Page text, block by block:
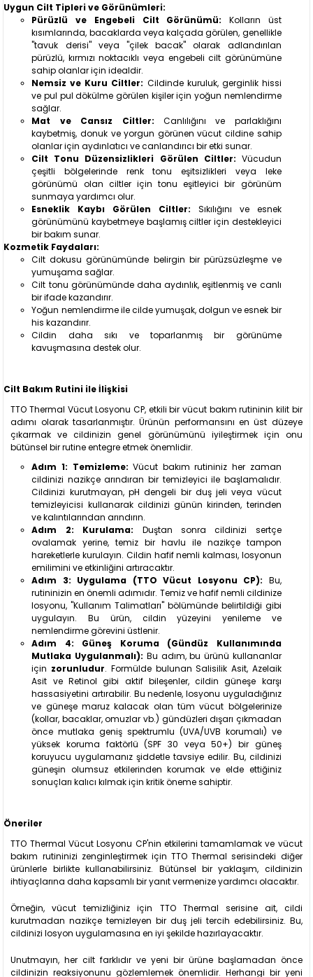
Uygun Cilt Tipleri ve Görünümleri:
Pürüzlü ve Engebeli Cilt Görünümü: Kolların üst
kısımlarında, bacaklarda veya kalçada görülen, genellikle
"tavuk derisi" veya "çilek bacak" olarak adlandırılan
pürüzlü, kırmızı noktacıklı veya engebeli cilt görünümüne
sahip olanlar için idealdir.
Nemsiz ve Kuru Ciltler: Cildinde kuruluk, gerginlik hissi
ve pul pul dökülme görülen kişiler için yoğun nemlendirme
sağlar.
Mat ve Cansız Ciltler: Canlılığını ve parlaklığını
kaybetmiş, donuk ve yorgun görünen vücut cildine sahip
olanlar için aydınlatıcı ve canlandırıcı bir etki sunar.
Cilt Tonu Düzensizlikleri Görülen Ciltler: Vücudun
çeşitli bölgelerinde renk tonu eşitsizlikleri veya leke
görünümü olan ciltler için tonu eşitleyici bir görünüm
sunmaya yardımcı olur.
Esneklik Kaybı Görülen Ciltler: Sıkılığını ve esnek
görünümünü kaybetmeye başlamış ciltler için destekleyici
bir bakım sunar.
Kozmetik Faydaları:
Cilt dokusu görünümünde belirgin bir pürüzsüzleşme ve
yumuşama sağlar.
Cilt tonu görünümünde daha aydınlık, eşitlenmiş ve canlı
bir ifade kazandırır.
Yoğun nemlendirme ile cilde yumuşak, dolgun ve esnek bir
his kazandırır.
Cildin daha sıkı ve toparlanmış bir görünüme
kavuşmasına destek olur.
Cilt Bakım Rutini ile İlişkisi
TTO Thermal Vücut Losyonu CP, etkili bir vücut bakım rutininin kilit bir
adımı olarak tasarlanmıştır. Ürünün performansını en üst düzeye
çıkarmak ve cildinizin genel görünümünü iyileştirmek için onu
bütünsel bir rutine entegre etmek önemlidir.
Adım 1: Temizleme: Vücut bakım rutininiz her zaman
cildinizi nazikçe arındıran bir temizleyici ile başlamalıdır.
Cildinizi kurutmayan, pH dengeli bir duş jeli veya vücut
temizleyicisi kullanarak cildinizi günün kirinden, terinden
ve kalıntılarından arındırın.
Adım 2: Kurulama: Duştan sonra cildinizi sertçe
ovalamak yerine, temiz bir havlu ile nazikçe tampon
hareketlerle kurulayın. Cildin hafif nemli kalması, losyonun
emilimini ve etkinliğini artıracaktır.
Adım 3: Uygulama (TTO Vücut Losyonu CP): Bu,
rutininizin en önemli adımıdır. Temiz ve hafif nemli cildinize
losyonu, "Kullanım Talimatları" bölümünde belirtildiği gibi
uygulayın. Bu ürün, cildin yüzeyini yenileme ve
nemlendirme görevini üstlenir.
Adım 4: Güneş Koruma (Gündüz Kullanımında
Mutlaka Uygulanmalı): Bu adım, bu ürünü kullananlar
için zorunludur. Formülde bulunan Salisilik Asit, Azelaik
Asit ve Retinol gibi aktif bileşenler, cildin güneşe karşı
hassasiyetini artırabilir. Bu nedenle, losyonu uyguladığınız
ve güneşe maruz kalacak olan tüm vücut bölgelerinize
(kollar, bacaklar, omuzlar vb.) gündüzleri dışarı çıkmadan
önce mutlaka geniş spektrumlu (UVA/UVB korumalı) ve
yüksek koruma faktörlü (SPF 30 veya 50+) bir güneş
koruyucu uygulamanız şiddetle tavsiye edilir. Bu, cildinizi
güneşin olumsuz etkilerinden korumak ve elde ettiğiniz
sonuçları kalıcı kılmak için kritik öneme sahiptir.
Öneriler
TTO Thermal Vücut Losyonu CP'nin etkilerini tamamlamak ve vücut
bakım rutininizi zenginleştirmek için TTO Thermal serisindeki diğer
ürünlerle birlikte kullanabilirsiniz. Bütünsel bir yaklaşım, cildinizin
ihtiyaçlarına daha kapsamlı bir yanıt vermenize yardımcı olacaktır.
Örneğin, vücut temizliğiniz için TTO Thermal serisine ait, cildi
kurutmadan nazikçe temizleyen bir duş jeli tercih edebilirsiniz. Bu,
cildinizi losyon uygulamasına en iyi şekilde hazırlayacaktır.
Unutmayın, her cilt farklıdır ve yeni bir ürüne başlamadan önce
cildinizin reaksiyonunu gözlemlemek önemlidir. Herhangi bir yeni